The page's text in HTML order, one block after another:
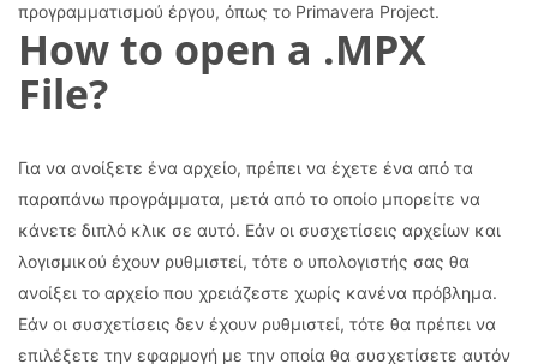
προγραμματισμού έργου, όπως το Primavera Project.
How to open a .MPX
File?
Για να ανοίξετε ένα αρχείο, πρέπει να έχετε ένα από τα
παραπάνω προγράμματα, μετά από το οποίο μπορείτε να
κάνετε διπλό κλικ σε αυτό. Εάν οι συσχετίσεις αρχείων και
λογισμικού έχουν ρυθμιστεί, τότε ο υπολογιστής σας θα
ανοίξει το αρχείο που χρειάζεστε χωρίς κανένα πρόβλημα.
Εάν οι συσχετίσεις δεν έχουν ρυθμιστεί, τότε θα πρέπει να
επιλέξετε την εφαρμογή με την οποία θα συσχετίσετε αυτόν